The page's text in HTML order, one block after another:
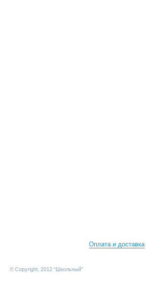
Оплата и доставка
© Copyright. 2012 “Школьный”